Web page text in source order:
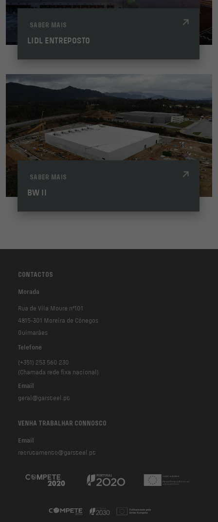
SABER MAIS
LIDL ENTREPOSTO
SABER MAIS
BW II
CONTACTOS
Morada
Rua de Vila Moure nº101
4815-301 Moreira de Cónegos
Guimarães
Telefone
(+351) 253 560 230
(Chamada rede fixa nacional)
Email
geral@garsteel.pt
VENHA TRABALHAR CONNOSCO
Email
recrutamento@garsteel.pt